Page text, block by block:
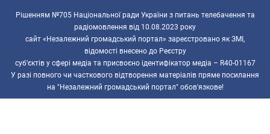
Рішенням №705 Національної ради України з питань телебачення та
радіомовлення від 10.08.2023 року
сайт «Незалежний громадський портал» зареєстровано як ЗМІ,
відомості внесено до Реєстру
суб’єктів у сфері медіа та присвоєно ідентифікатор медіа – R40-01167
У разі повного чи часткового відтворення матеріалів пряме посилання
на "Незалежний громадський портал" обов'язкове!